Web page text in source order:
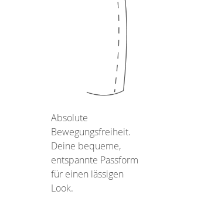
Absolute
Bewegungsfreiheit.
Deine bequeme,
entspannte Passform
für einen lässigen
Look.